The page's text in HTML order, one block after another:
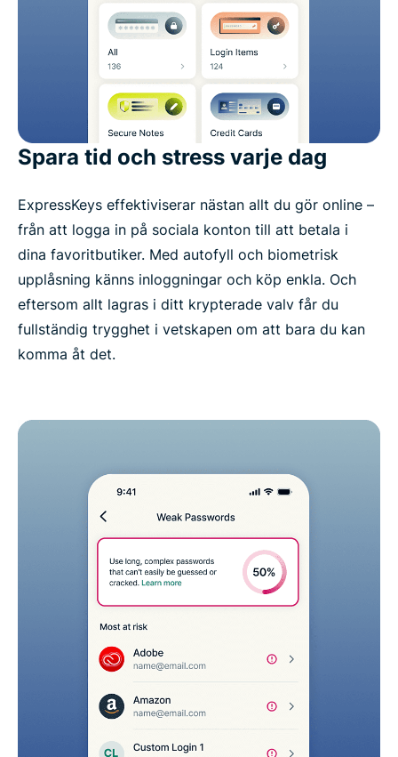
Spara tid och stress varje dag
ExpressKeys effektiviserar nästan allt du gör online –
från att logga in på sociala konton till att betala i
dina favoritbutiker. Med autofyll och biometrisk
upplåsning känns inloggningar och köp enkla. Och
eftersom allt lagras i ditt krypterade valv får du
fullständig trygghet i vetskapen om att bara du kan
komma åt det.